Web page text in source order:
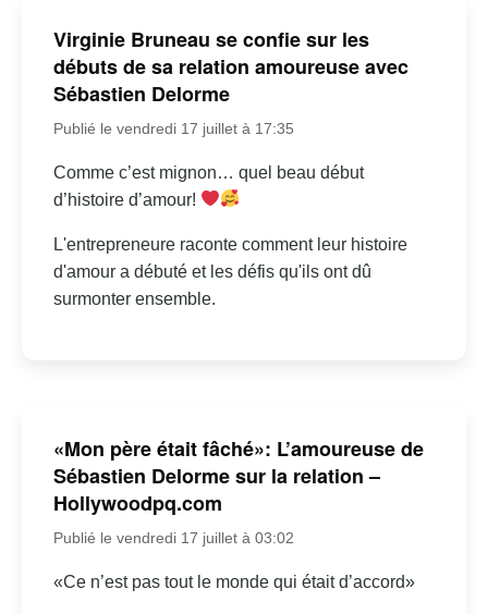
Virginie Bruneau se confie sur les
débuts de sa relation amoureuse avec
Sébastien Delorme
Publié le vendredi 17 juillet à 17:35
Comme c’est mignon… quel beau début
d’histoire d’amour!
L'entrepreneure raconte comment leur histoire
d'amour a débuté et les défis qu'ils ont dû
surmonter ensemble.
«Mon père était fâché»: L’amoureuse de
Sébastien Delorme sur la relation –
Hollywoodpq.com
Publié le vendredi 17 juillet à 03:02
«Ce n’est pas tout le monde qui était d’accord»